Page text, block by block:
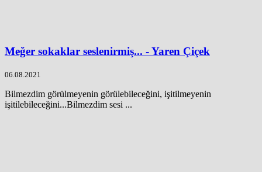
Meğer sokaklar seslenirmiş... - Yaren Çiçek
06.08.2021
Bilmezdim görülmeyenin görülebileceğini, işitilmeyenin
işitilebileceğini...Bilmezdim sesi ...